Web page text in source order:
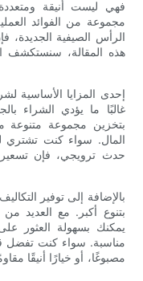
فهي ليست أنيقة
مجموعة من الفوائد
الرأس الصيفية الجديدة،
هذه المقالة، سنستكشف
إحدى المزايا الأساسية
غالبًا ما يؤدي الشراء
بتخزين مجموعة متنوعة
المال. سواء كنت تشتري
حدث ترويجي، فإن
بالإضافة إلى توفير
بتنوع أكبر. مع العديد من
يمكنك بسهولة العثور
مناسبة. سواء كنت تفضل
مصبوغًا، أو خيارًا أنيقًا